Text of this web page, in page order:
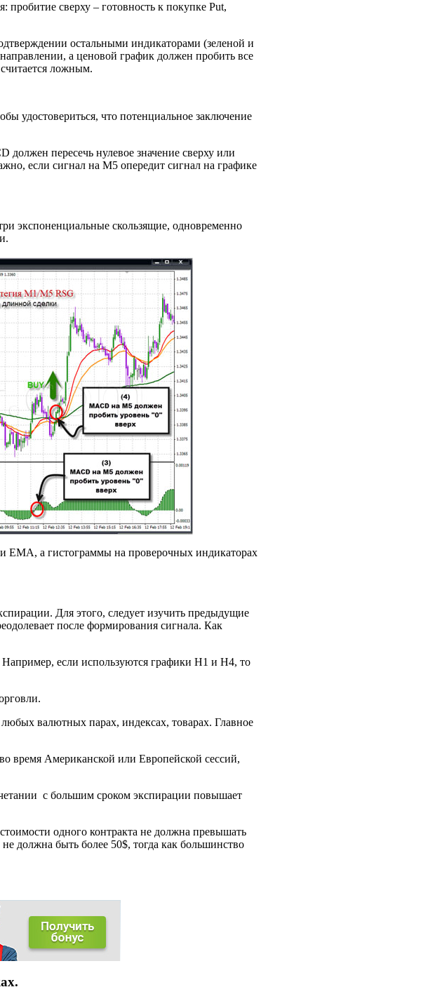
сверху – готовность к покупке Put,
остальными индикаторами (зеленой и
а ценовой график должен пробить все
ложным.
удостовериться, что потенциальное заключение
пересечь нулевое значение сверху или
если сигнал на М5 опередит сигнал на графике
экспоненциальные скользящие, одновременно
EMA, а гистограммы на проверочных индикаторах
Для этого, следует изучить предыдущие
после формирования сигнала. Как
если используются графики Н1 и Н4, то
валютных парах, индексах, товарах. Главное
во время Американской или Европейской сессий,
с большим сроком экспирации повышает
одного контракта не должна превышать
должна быть более 50$, тогда как большинство